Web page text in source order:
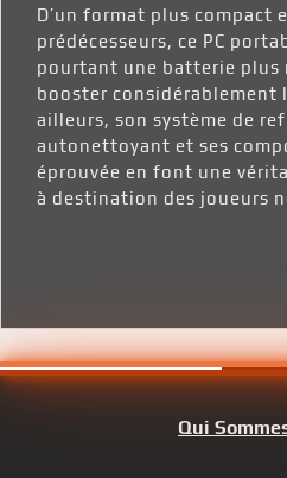
D’un format plus compact
prédécesseurs, ce PC
pourtant une batterie plus
booster considérablement
ailleurs, son système de
autonettoyant et ses
éprouvée en font une
à destination des joueurs
Qui